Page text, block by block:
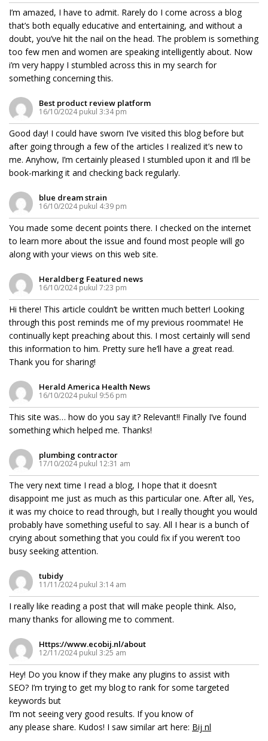
I’m amazed, I have to admit. Rarely do I come across a blog
that’s both equally educative and entertaining, and without a
doubt, you’ve hit the nail on the head. The problem is something
too few men and women are speaking intelligently about. Now
i’m very happy I stumbled across this in my search for
something concerning this.
Best product review platform
16/10/2024 pukul 3:34 pm
Good day! I could have sworn I’ve visited this blog before but
after going through a few of the articles I realized it’s new to
me. Anyhow, I’m certainly pleased I stumbled upon it and I’ll be
book-marking it and checking back regularly.
blue dream strain
16/10/2024 pukul 4:39 pm
You made some decent points there. I checked on the internet
to learn more about the issue and found most people will go
along with your views on this web site.
Heraldberg Featured news
16/10/2024 pukul 7:23 pm
Hi there! This article couldn’t be written much better! Looking
through this post reminds me of my previous roommate! He
continually kept preaching about this. I most certainly will send
this information to him. Pretty sure he’ll have a great read.
Thank you for sharing!
Herald America Health News
16/10/2024 pukul 9:56 pm
This site was… how do you say it? Relevant!! Finally I’ve found
something which helped me. Thanks!
plumbing contractor
17/10/2024 pukul 12:31 am
The very next time I read a blog, I hope that it doesn’t
disappoint me just as much as this particular one. After all, Yes,
it was my choice to read through, but I really thought you would
probably have something useful to say. All I hear is a bunch of
crying about something that you could fix if you weren’t too
busy seeking attention.
tubidy
11/11/2024 pukul 3:14 am
I really like reading a post that will make people think. Also,
many thanks for allowing me to comment.
Https://www.ecobij.nl/about
12/11/2024 pukul 3:25 am
Hey! Do you know if they make any plugins to assist with
SEO? I’m trying to get my blog to rank for some targeted
keywords but
I’m not seeing very good results. If you know of
any please share. Kudos! I saw similar art here: Bij nl